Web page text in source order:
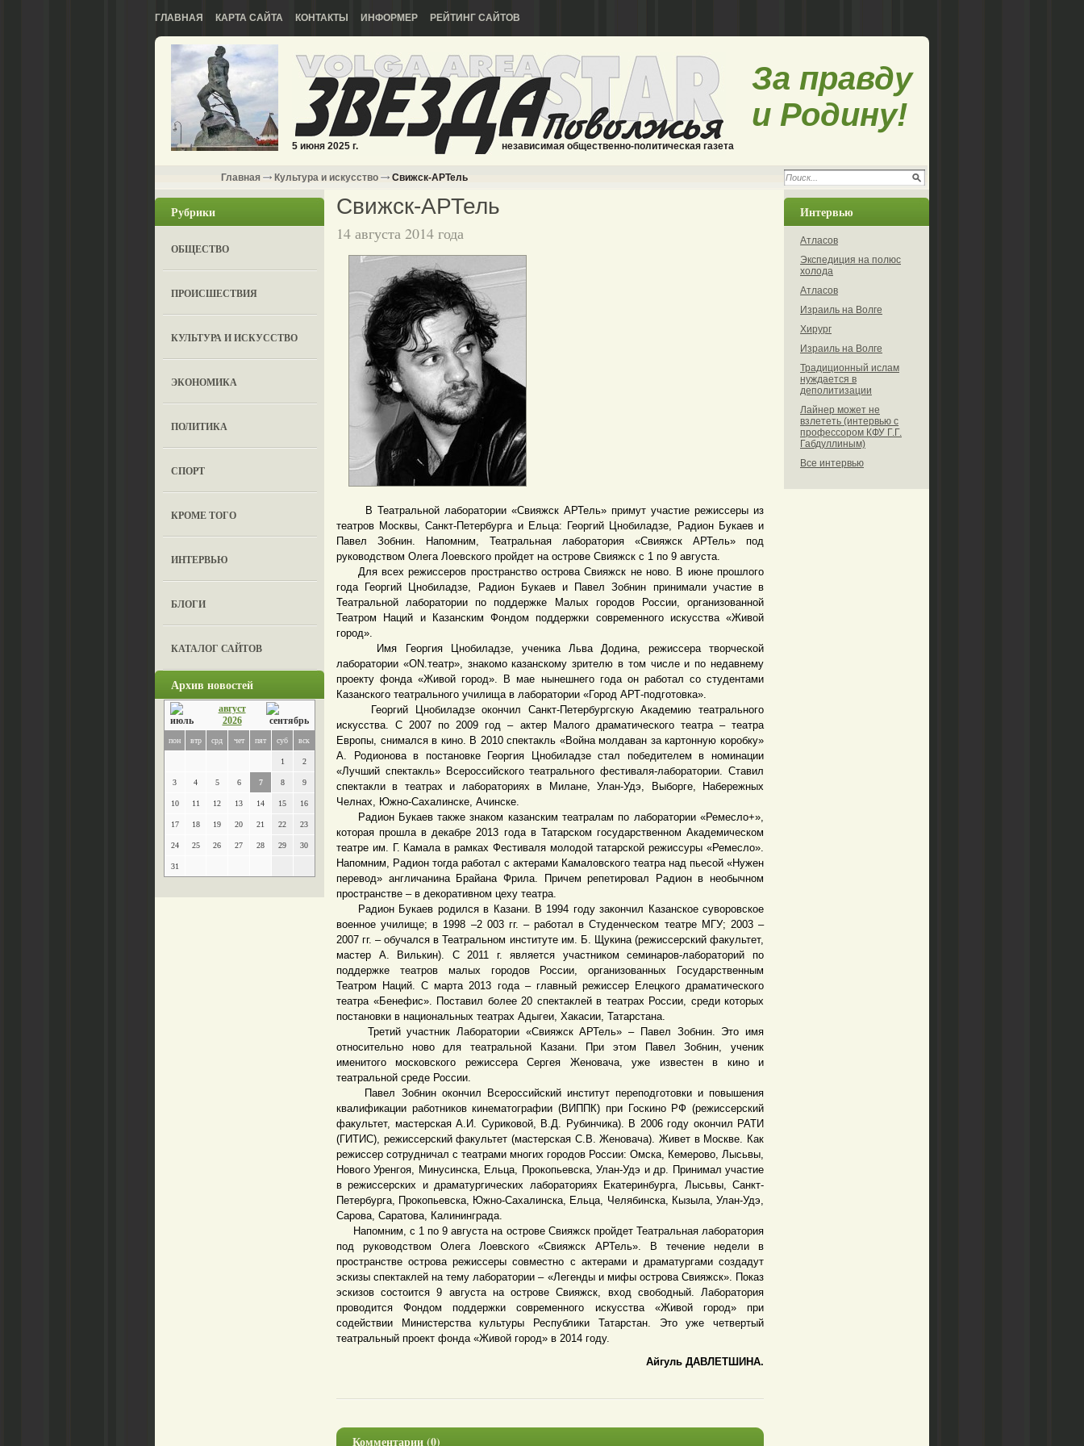
ГЛАВНАЯ КАРТА САЙТА КОНТАКТЫ ИНФОРМЕР РЕЙТИНГ САЙТОВ
5 июня 2025 г. независимая общественно-политическая газета
За правду
и Родину!
Главная Культура и искусство Свижск-АРТель
Рубрики
ОБЩЕСТВО
ПРОИСШЕСТВИЯ
КУЛЬТУРА И ИСКУССТВО
ЭКОНОМИКА
ПОЛИТИКА
СПОРТ
КРОМЕ ТОГО
ИНТЕРВЬЮ
БЛОГИ
КАТАЛОГ САЙТОВ
Архив новостей
август
2026
пон втр срд чет пят суб вск
1 2
3 4 5 6 7 8 9
10 11 12 13 14 15 16
17 18 19 20 21 22 23
24 25 26 27 28 29 30
31
Свижск-АРТель
14 августа 2014 года
В Театральной лаборатории «Свияжск АРТель» примут участие режиссеры из
театров Москвы, Санкт-Петербурга и Ельца: Георгий Цнобиладзе, Радион Букаев и
Павел Зобнин. Напомним, Театральная лаборатория «Свияжск АРТель» под
руководством Олега Лоевского пройдет на острове Свияжск с 1 по 9 августа.
Для всех режиссеров пространство острова Свияжск не ново. В июне прошлого
года Георгий Цнобиладзе, Радион Букаев и Павел Зобнин принимали участие в
Театральной лаборатории по поддержке Малых городов России, организованной
Театром Наций и Казанским Фондом поддержки современного искусства «Живой
город».
Имя Георгия Цнобиладзе, ученика Льва Додина, режиссера творческой
лаборатории «ON.театр», знакомо казанскому зрителю в том числе и по недавнему
проекту фонда «Живой город». В мае нынешнего года он работал со студентами
Казанского театрального училища в лаборатории «Город АРТ-подготовка».
Георгий Цнобиладзе окончил Санкт-Петербургскую Академию театрального
искусства. С 2007 по 2009 год – актер Малого драматического театра – театра
Европы, снимался в кино. В 2010 спектакль «Война молдаван за картонную коробку»
А. Родионова в постановке Георгия Цнобиладзе стал победителем в номинации
«Лучший спектакль» Всероссийского театрального фестиваля-лаборатории. Ставил
спектакли в театрах и лабораториях в Милане, Улан-Удэ, Выборге, Набережных
Челнах, Южно-Сахалинске, Ачинске.
Радион Букаев также знаком казанским театралам по лаборатории «Ремесло+»,
которая прошла в декабре 2013 года в Татарском государственном Академическом
театре им. Г. Камала в рамках Фестиваля молодой татарской режиссуры «Ремесло».
Напомним, Радион тогда работал с актерами Камаловского театра над пьесой «Нужен
перевод» англичанина Брайана Фрила. Причем репетировал Радион в необычном
пространстве – в декоративном цеху театра.
Радион Букаев родился в Казани. В 1994 году закончил Казанское суворовское
военное училище; в 1998 –2 003 гг. – работал в Студенческом театре МГУ; 2003 –
2007 гг. – обучался в Театральном институте им. Б. Щукина (режиссерский факультет,
мастер А. Вилькин). С 2011 г. является участником семинаров-лабораторий по
поддержке театров малых городов России, организованных Государственным
Театром Наций. С марта 2013 года – главный режиссер Елецкого драматического
театра «Бенефис». Поставил более 20 спектаклей в театрах России, среди которых
постановки в национальных театрах Адыгеи, Хакасии, Татарстана.
Третий участник Лаборатории «Свияжск АРТель» – Павел Зобнин. Это имя
относительно ново для театральной Казани. При этом Павел Зобнин, ученик
именитого московского режиссера Сергея Женовача, уже известен в кино и
театральной среде России.
Павел Зобнин окончил Всероссийский институт переподготовки и повышения
квалификации работников кинематографии (ВИППК) при Госкино РФ (режиссерский
факультет, мастерская А.И. Суриковой, В.Д. Рубинчика). В 2006 году окончил РАТИ
(ГИТИС), режиссерский факультет (мастерская С.В. Женовача). Живет в Москве. Как
режиссер сотрудничал с театрами многих городов России: Омска, Кемерово, Лысьвы,
Нового Уренгоя, Минусинска, Ельца, Прокопьевска, Улан-Удэ и др. Принимал участие
в режиссерских и драматургических лабораториях Екатеринбурга, Лысьвы, Санкт-
Петербурга, Прокопьевска, Южно-Сахалинска, Ельца, Челябинска, Кызыла, Улан-Удэ,
Сарова, Саратова, Калининграда.
Напомним, с 1 по 9 августа на острове Свияжск пройдет Театральная лаборатория
под руководством Олега Лоевского «Свияжск АРТель». В течение недели в
пространстве острова режиссеры совместно с актерами и драматургами создадут
эскизы спектаклей на тему лаборатории – «Легенды и мифы острова Свияжск». Показ
эскизов состоится 9 августа на острове Свияжск, вход свободный. Лаборатория
проводится Фондом поддержки современного искусства «Живой город» при
содействии Министерства культуры Республики Татарстан. Это уже четвертый
театральный проект фонда «Живой город» в 2014 году.
Айгуль ДАВЛЕТШИНА.
Комментарии (0)
Интервью
Атласов
Экспедиция на полюс
холода
Атласов
Израиль на Волге
Хирург
Израиль на Волге
Традиционный ислам
нуждается в
деполитизации
Лайнер может не
взлететь (интервью с
профессором КФУ Г.Г.
Габдуллиным)
Все интервью